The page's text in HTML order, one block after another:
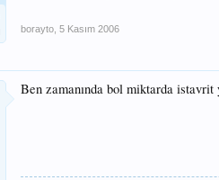
borayto 5 Kasım 2006
Ben zamanında bol miktarda istavrit